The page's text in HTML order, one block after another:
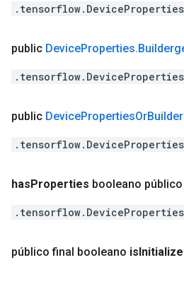
public DeviceProperties.
public DevicePropertiesOrBuilder
hasProperties booleano público
público final booleano is